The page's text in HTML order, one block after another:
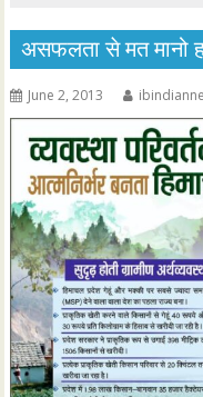
असफलता से मत मानो
June 2, 2013